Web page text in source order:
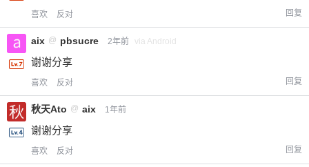
喜欢 反对 回复
aix @ pbsucre 2年前 via Android
谢谢分享
喜欢 反对 回复
秋天Ato @ aix 1年前
谢谢分享
喜欢 反对 回复
忘记密码？